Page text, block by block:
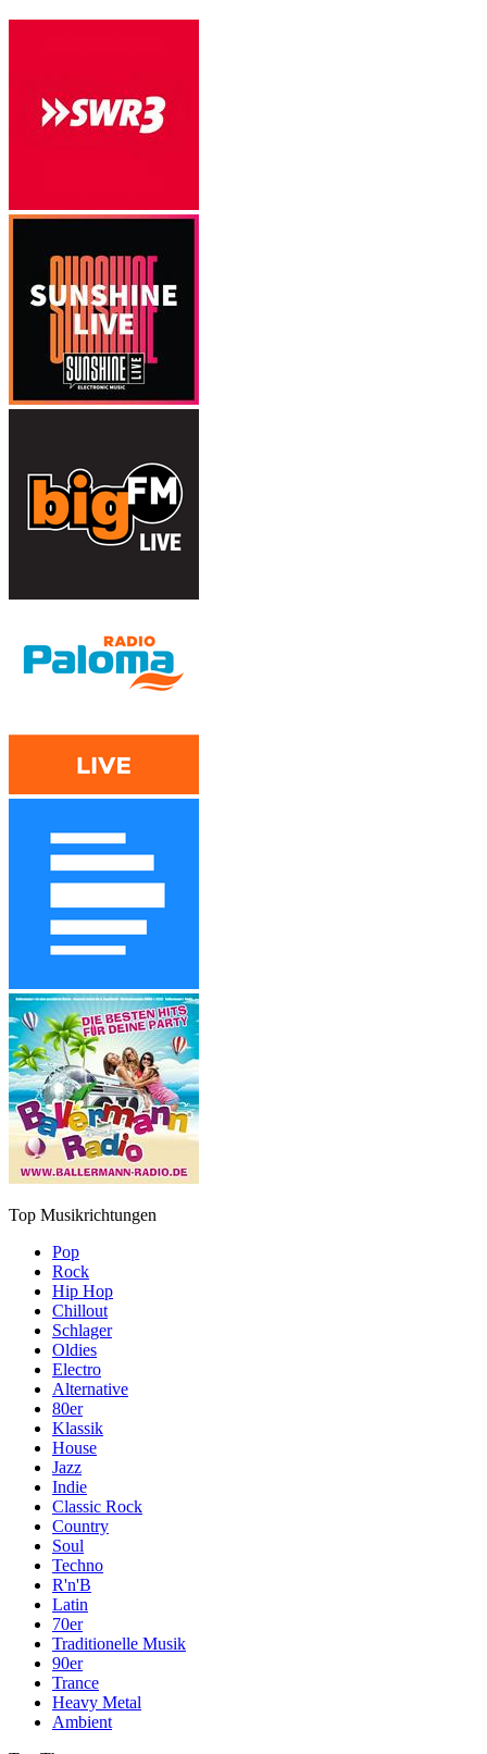
Top Musikrichtungen
Pop
Rock
Hip Hop
Chillout
Schlager
Oldies
Electro
Alternative
80er
Klassik
House
Jazz
Indie
Classic Rock
Country
Soul
Techno
R'n'B
Latin
70er
Traditionelle Musik
90er
Trance
Heavy Metal
Ambient